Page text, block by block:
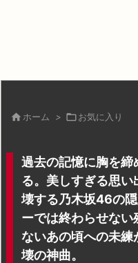
 ホーム > お気に入り
過去の記憶に胸を
る。美しすぎる思
壊する乃木坂46の
ーでは終わらせな
ないあの頃への未
壊の神曲。